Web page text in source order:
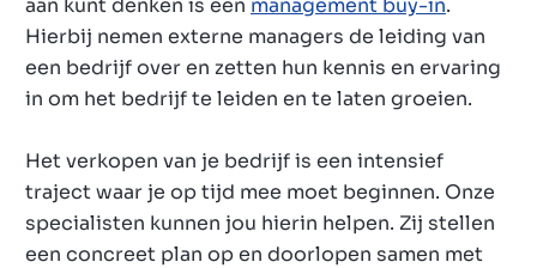
aan kunt denken is een management buy-in.
Hierbij nemen externe managers de leiding van
een bedrijf over en zetten hun kennis en ervaring
in om het bedrijf te leiden en te laten groeien.
Het verkopen van je bedrijf is een intensief
traject waar je op tijd mee moet beginnen. Onze
specialisten kunnen jou hierin helpen. Zij stellen
een concreet plan op en doorlopen samen met